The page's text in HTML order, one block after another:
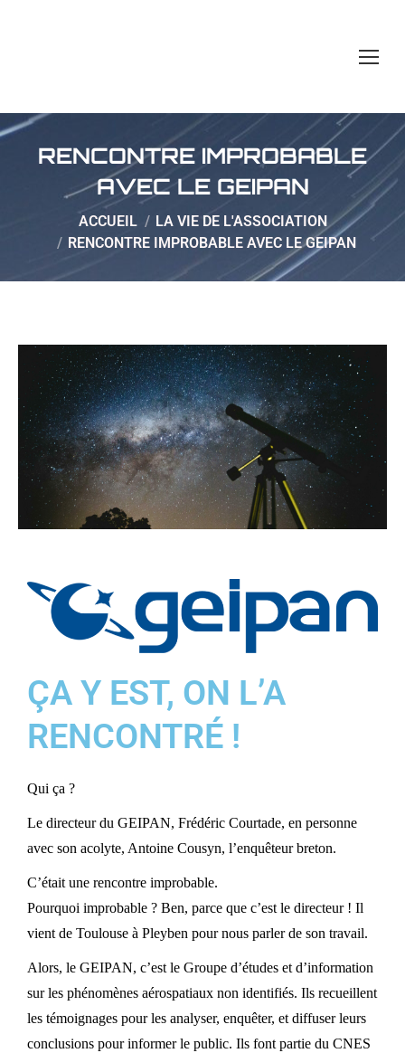
RENCONTRE IMPROBABLE
AVEC LE GEIPAN
Vous êtes ici :ACCUEIL
LA VIE DE L'ASSOCIATION
RENCONTRE IMPROBABLE AVEC LE GEIPAN
ÇA Y EST, ON L’A
RENCONTRÉ !
Qui ça ?
Le directeur du GEIPAN, Frédéric Courtade, en personne
avec son acolyte, Antoine Cousyn, l’enquêteur breton.
C’était une rencontre improbable.
Pourquoi improbable ? Ben, parce que c’est le directeur ! Il
vient de Toulouse à Pleyben pour nous parler de son travail.
Alors, le GEIPAN, c’est le Groupe d’études et d’information
sur les phénomènes aérospatiaux non identifiés. Ils recueillent
les témoignages pour les analyser, enquêter, et diffuser leurs
conclusions pour informer le public. Ils font partie du CNES